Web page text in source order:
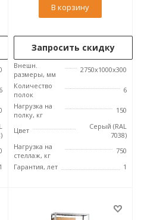
6
1
В корзину
Запросить скидку
Внешн.
размеры, мм
2750x1000x300
Количество
полок
6
Нагрузка на
полку, кг
150
Цвет
Серый (RAL
7038)
Нагрузка на
стеллаж, кг
750
Гарантия, лет
1